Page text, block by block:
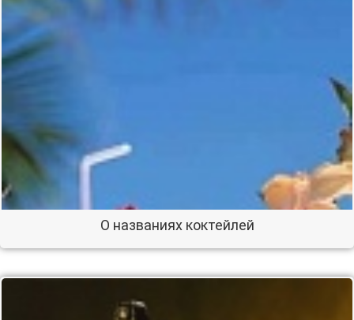
О названиях коктейлей